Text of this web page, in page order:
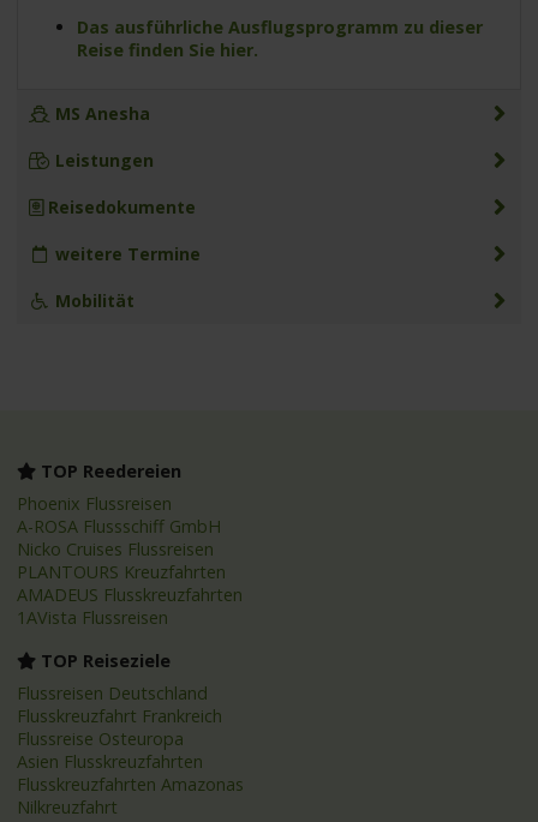
Das ausführliche Ausflugsprogramm zu dieser
Reise finden Sie hier.
MS Anesha
Leistungen
Reisedokumente
weitere Termine
Mobilität
TOP Reedereien
Phoenix Flussreisen
A-ROSA Flussschiff GmbH
Nicko Cruises Flussreisen
PLANTOURS Kreuzfahrten
AMADEUS Flusskreuzfahrten
1AVista Flussreisen
TOP Reiseziele
Flussreisen Deutschland
Flusskreuzfahrt Frankreich
Flussreise Osteuropa
Asien Flusskreuzfahrten
Flusskreuzfahrten Amazonas
Nilkreuzfahrt